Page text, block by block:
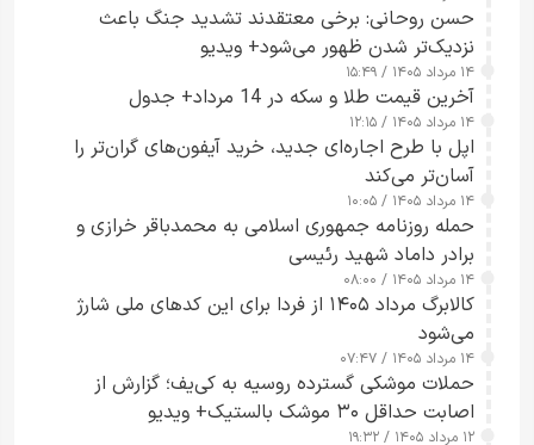
حسن روحانی: برخی معتقدند تشدید جنگ باعث
نزدیک‌تر شدن ظهور می‌شود+ ویدیو
۱۴ مرداد ۱۴۰۵ / ۱۵:۴۹
آخرین قیمت طلا و سکه در 14 مرداد+ جدول
۱۴ مرداد ۱۴۰۵ / ۱۲:۱۵
اپل با طرح اجاره‌ای جدید، خرید آیفون‌های گران‌تر را
آسان‌تر می‌کند
۱۴ مرداد ۱۴۰۵ / ۱۰:۰۵
حمله روزنامه جمهوری اسلامی به محمدباقر خرازی و
برادر داماد شهید رئیسی
۱۴ مرداد ۱۴۰۵ / ۰۸:۰۰
کالابرگ مرداد ۱۴۰۵ از فردا برای این کدهای ملی شارژ
می‌شود
۱۴ مرداد ۱۴۰۵ / ۰۷:۴۷
حملات موشکی گسترده روسیه به کی‌یف؛ گزارش از
اصابت حداقل ۳۰ موشک بالستیک+ ویدیو
۱۲ مرداد ۱۴۰۵ / ۱۹:۳۲